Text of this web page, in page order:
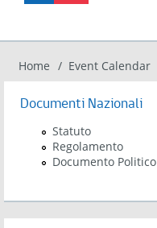
Salta al contenuto principale
Tu sei qui
Home Event Calendar
Documenti Nazionali
Statuto
Regolamento
Documento Politico